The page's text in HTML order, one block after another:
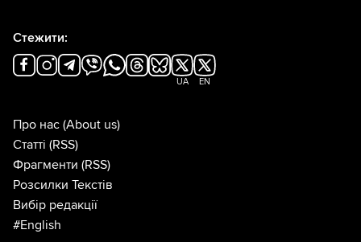
Стежити:
UA EN
Про нас (About us)
Статті (RSS)
Фрагменти (RSS)
Розсилки Текстів
Вибір редакції
#English